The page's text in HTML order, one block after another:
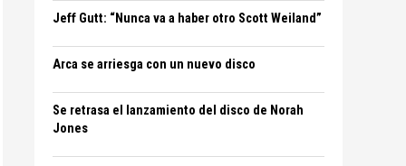
Jeff Gutt: “Nunca va a haber otro Scott Weiland”
Arca se arriesga con un nuevo disco
Se retrasa el lanzamiento del disco de Norah
Jones